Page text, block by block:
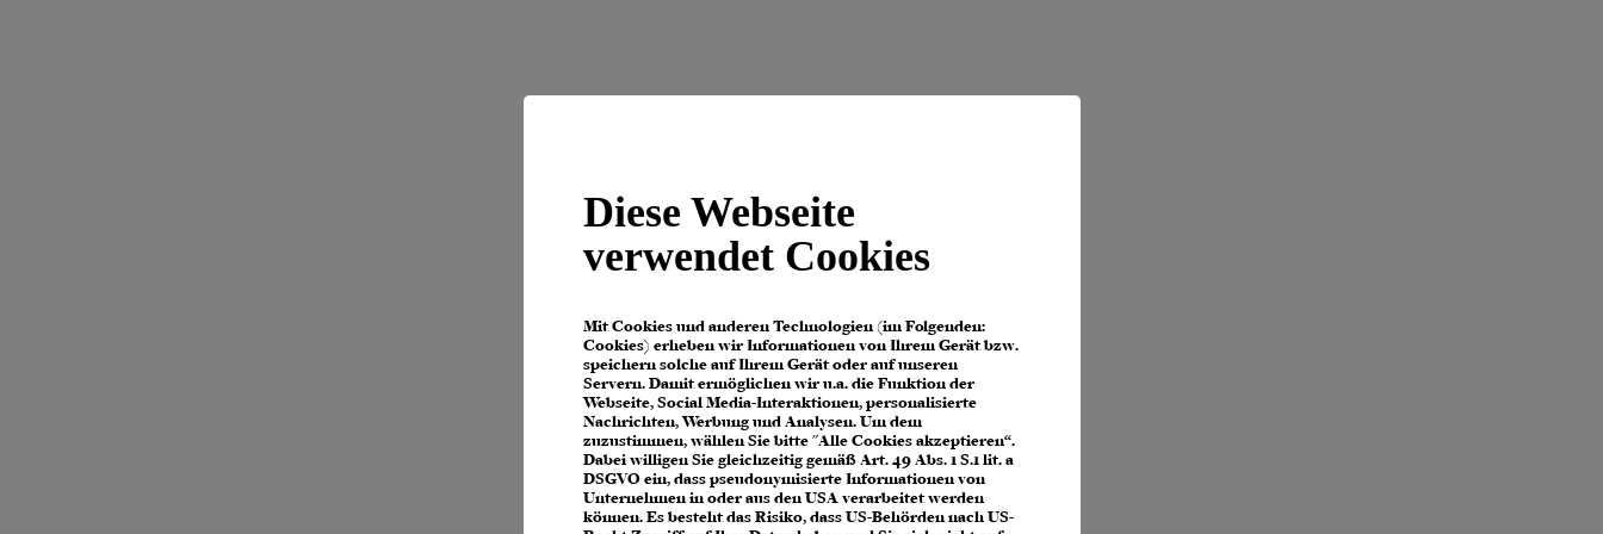
Diese Webseite
verwendet Cookies
Mit Cookies und anderen Technologien (im Folgenden:
Cookies) erheben wir Informationen von Ihrem Gerät bzw.
speichern solche auf Ihrem Gerät oder auf unseren
Servern. Damit ermöglichen wir u.a. die Funktion der
Webseite, Social Media-Interaktionen, personalisierte
Nachrichten, Werbung und Analysen. Um dem
zuzustimmen, wählen Sie bitte "Alle Cookies akzeptieren“.
Dabei willigen Sie gleichzeitig gemäß Art. 49 Abs. 1 S.1 lit. a
DSGVO ein, dass pseudonymisierte Informationen von
Unternehmen in oder aus den USA verarbeitet werden
können. Es besteht das Risiko, dass US-Behörden nach US-